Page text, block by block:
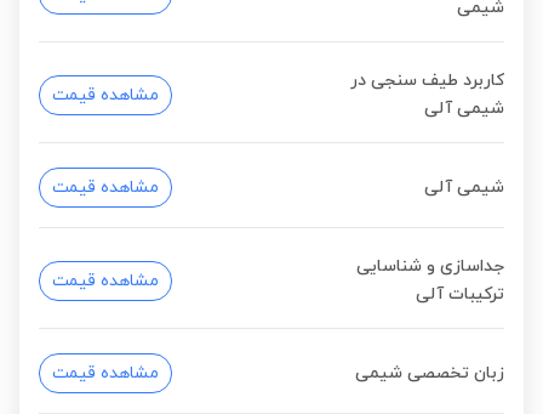
شیمی
کاربرد طیف سنجی در
شیمی آلی
مشاهده قیمت
شیمی آلی مشاهده قیمت
جداسازی و شناسایی
ترکیبات آلی
مشاهده قیمت
زبان تخصصی شیمی مشاهده قیمت